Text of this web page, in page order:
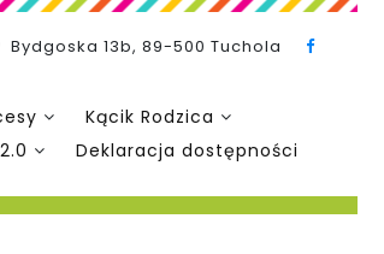
Bydgoska 13b, 89-500 Tuchola
Kącik Rodzica
Deklaracja dostępności